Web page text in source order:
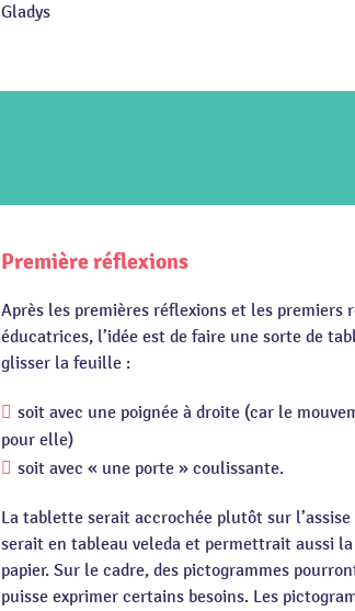
Gladys
Première réflexions
Après les premières réflexions et les premiers
éducatrices, l’idée est de faire une sorte de
glisser la feuille :
soit avec une poignée à droite (car le
pour elle)
soit avec « une porte » coulissante.
La tablette serait accrochée plutôt sur
serait en tableau veleda et permettrait aussi
papier. Sur le cadre, des pictogrammes
puisse exprimer certains besoins. Les